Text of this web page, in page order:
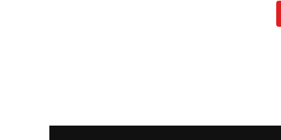
Questa mossa di mercato, se